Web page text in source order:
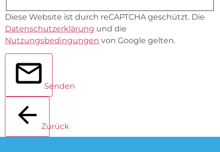
Diese Website ist durch reCAPTCHA geschützt. Die
Datenschutzerklärung und die
Nutzungsbedingungen von Google gelten.
Senden
Zurück